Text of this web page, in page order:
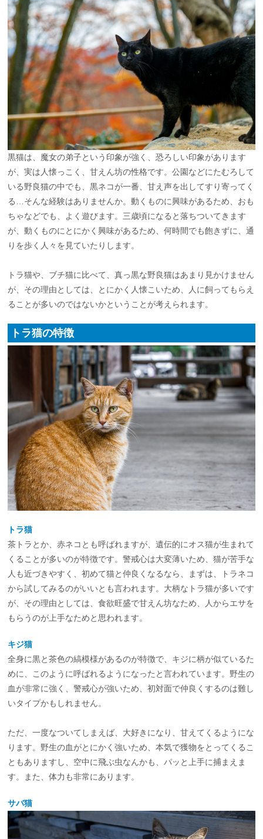
黒猫は、魔女の弟子という印象が強く、恐ろしい印象があります
が、実は人懐っこく、甘えん坊の性格です。公園などにたむろして
いる野良猫の中でも、黒ネコが一番、甘え声を出してすり寄ってく
る…そんな経験はありませんか。動くものに興味があるため、おも
ちゃなどでも、よく遊びます。三歳頃になると落ちついてきます
が、動くものにとにかく興味があるため、何時間でも飽きずに、通
りを歩く人々を見ていたりします。
トラ猫や、ブチ猫に比べて、真っ黒な野良猫はあまり見かけません
が、その理由としては、とにかく人懐こいため、人に飼ってもらえ
ることが多いのではないかということが考えられます。
トラ猫の特徴
トラ猫
茶トラとか、赤ネコとも呼ばれますが、遺伝的にオス猫が生まれて
くることが多いのが特徴です。警戒心は大変薄いため、猫が苦手な
人も近づきやすく、初めて猫と仲良くなるなら、まずは、トラネコ
から試してみるのがいいとも言われます。大柄なトラ猫が多いです
が、その理由としては、食欲旺盛で甘えん坊なため、人からエサを
もらうのが上手なためと思われます。
キジ猫
全身に黒と茶色の縞模様があるのが特徴で、キジに柄が似ているた
めに、このように呼ばれるようになったと言われています。野生の
血が非常に強く、警戒心が強いため、初対面で仲良くするのは難し
いタイプかもしれません。
ただ、一度なついてしまえば、大好きになり、甘えてくるようにな
ります。野生の血がとにかく強いため、本気で獲物をとってくるこ
ともありますし、空中に飛ぶ虫なんかも、パッと上手に捕まえま
す。また、体力も非常にあります。
サバ猫